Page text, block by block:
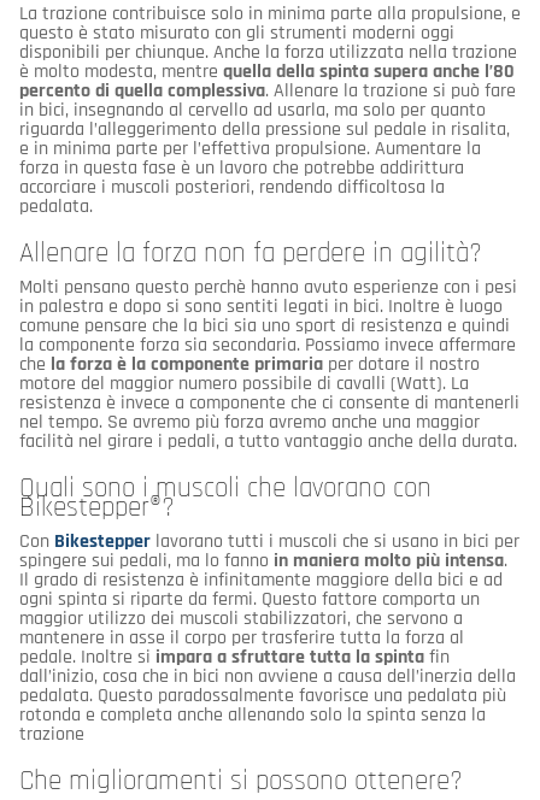
La trazione contribuisce solo in minima parte alla propulsione, e
questo è stato misurato con gli strumenti moderni oggi
disponibili per chiunque. Anche la forza utilizzata nella trazione
è molto modesta, mentre quella della spinta supera anche l’80
percento di quella complessiva. Allenare la trazione si può fare
in bici, insegnando al cervello ad usarla, ma solo per quanto
riguarda l’alleggerimento della pressione sul pedale in risalita,
e in minima parte per l’effettiva propulsione. Aumentare la
forza in questa fase è un lavoro che potrebbe addirittura
accorciare i muscoli posteriori, rendendo difficoltosa la
pedalata.
Allenare la forza non fa perdere in agilità?
Molti pensano questo perchè hanno avuto esperienze con i pesi
in palestra e dopo si sono sentiti legati in bici. Inoltre è luogo
comune pensare che la bici sia uno sport di resistenza e quindi
la componente forza sia secondaria. Possiamo invece affermare
che la forza è la componente primaria per dotare il nostro
motore del maggior numero possibile di cavalli (Watt). La
resistenza è invece a componente che ci consente di mantenerli
nel tempo. Se avremo più forza avremo anche una maggior
facilità nel girare i pedali, a tutto vantaggio anche della durata.
Quali sono i muscoli che lavorano con
Bikestepper®?
Con Bikestepper lavorano tutti i muscoli che si usano in bici per
spingere sui pedali, ma lo fanno in maniera molto più intensa.
Il grado di resistenza è infinitamente maggiore della bici e ad
ogni spinta si riparte da fermi. Questo fattore comporta un
maggior utilizzo dei muscoli stabilizzatori, che servono a
mantenere in asse il corpo per trasferire tutta la forza al
pedale. Inoltre si impara a sfruttare tutta la spintafin
dall’inizio, cosa che in bici non avviene a causa dell’inerzia della
pedalata. Questo paradossalmente favorisce una pedalata più
rotonda e completa anche allenando solo la spinta senza la
trazione
Che miglioramenti si possono ottenere?